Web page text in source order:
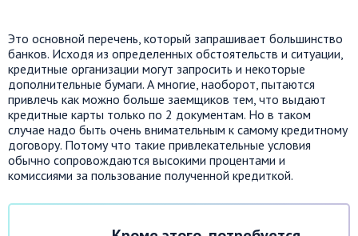
Это основной перечень, который запрашивает большинство
банков. Исходя из определенных обстоятельств и ситуации,
кредитные организации могут запросить и некоторые
дополнительные бумаги. А многие, наоборот, пытаются
привлечь как можно больше заемщиков тем, что выдают
кредитные карты только по 2 документам. Но в таком
случае надо быть очень внимательным к самому кредитному
договору. Потому что такие привлекательные условия
обычно сопровождаются высокими процентами и
комиссиями за пользование полученной кредиткой.